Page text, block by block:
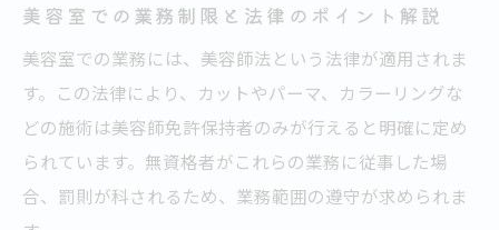
美容室での業務制限と法律のポイント解説
美容室での業務には、美容師法という法律が適用されま
す。この法律により、カットやパーマ、カラーリングな
どの施術は美容師免許保持者のみが行えると明確に定め
られています。無資格者がこれらの業務に従事した場
合、罰則が科されるため、業務範囲の遵守が求められま